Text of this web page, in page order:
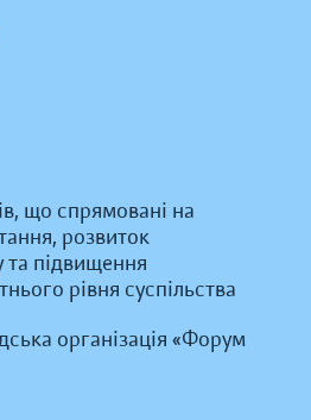
що спрямовані на
розвиток
підвищення
рівня суспільства
організація «Форум